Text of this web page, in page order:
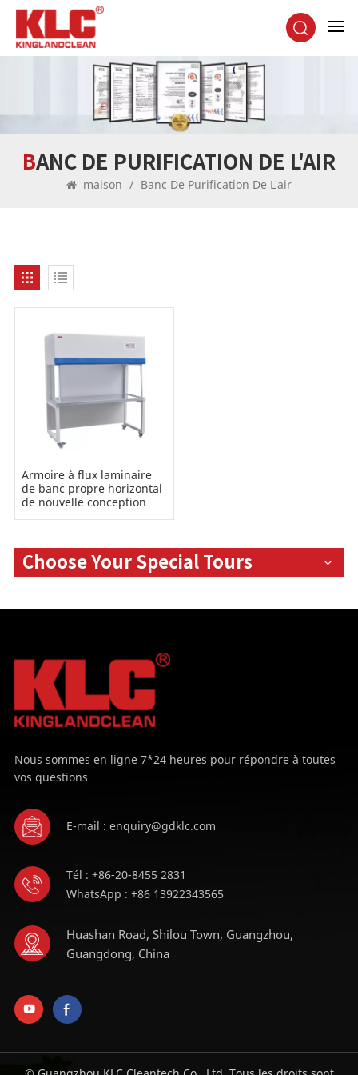
BANC DE PURIFICATION DE L'AIR
maison / Banc De Purification De L'air
Armoire à flux laminaire
de banc propre horizontal
de nouvelle conception
Choose Your Special Tours
Nous sommes en ligne 7*24 heures pour répondre à toutes
vos questions
E-mail : enquiry@gdklc.com
Tél : +86-20-8455 2831
WhatsApp : +86 13922343565
Huashan Road, Shilou Town, Guangzhou,
Guangdong, China